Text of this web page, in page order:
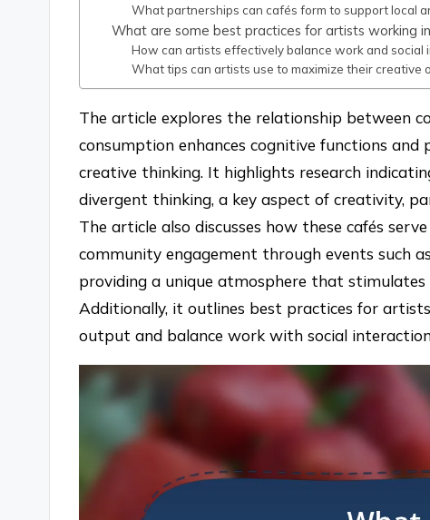
What partnerships can cafés form to support local
What are some best practices for artists working
How can artists effectively balance work and social
What tips can artists use to maximize their creative
The article explores the relationship between
consumption enhances cognitive functions
creative thinking. It highlights research
divergent thinking, a key aspect of creativity,
The article also discusses how these cafés
community engagement through events such
providing a unique atmosphere that
Additionally, it outlines best practices for
output and balance work with social